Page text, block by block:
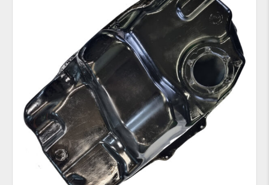
combustible al acelerar y frenar.
¿Cuándo necesita cambiar el tanque
de combustible de su auto?
Nuestros tanques de combustible de plástico se
adquieren por diversas razones. Por ejemplo, puede
ser necesario reemplazarlos después de una
emergencia al descubrirse agujeros causados por la
corrosión del metal. O como mantenimiento
preventivo cuando el propietario sospecha que
aditivos de combustible de baja calidad pueden
haber dañado el material del tanque viejo.